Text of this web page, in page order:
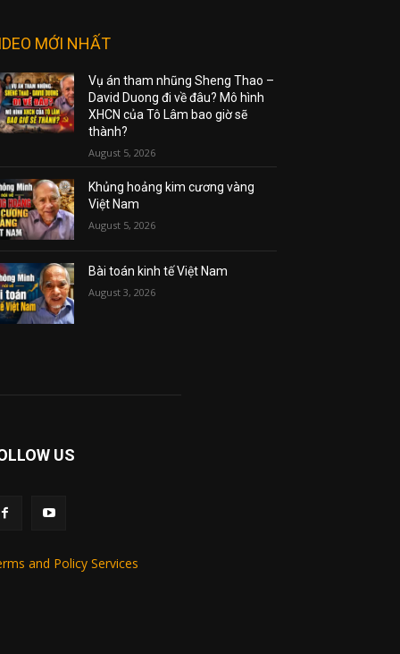
MỚI NHẤT
Vụ án tham nhũng Sheng Thao –
David Duong đi về đâu? Mô hình
XHCN của Tô Lâm bao giờ sẽ
thành?
August 5, 2026
Khủng hoảng kim cương vàng
Việt Nam
August 5, 2026
Bài toán kinh tế Việt Nam
August 3, 2026
US
and Policy Services